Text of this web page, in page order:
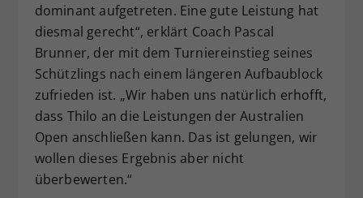
dominant aufgetreten. Eine gute Leistung hat
diesmal gerecht“, erklärt Coach Pascal
Brunner, der mit dem Turniereinstieg seines
Schützlings nach einem längeren Aufbaublock
zufrieden ist. „Wir haben uns natürlich erhofft,
dass Thilo an die Leistungen der Australien
Open anschließen kann. Das ist gelungen, wir
wollen dieses Ergebnis aber nicht
überbewerten.“